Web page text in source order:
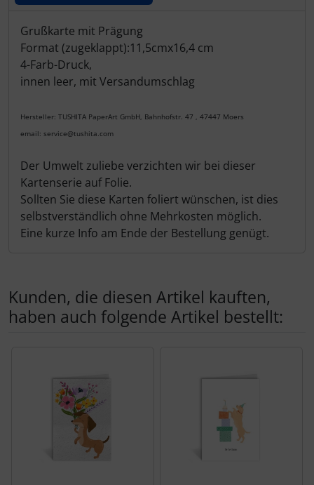
Produktbeschreibung
Grußkarte mit Prägung
Format (zugeklappt):11,5cmx16,4 cm
4-Farb-Druck,
innen leer, mit Versandumschlag
Hersteller: TUSHITA PaperArt GmbH, Bahnhofstr. 47 , 47447 Moers
email: service@tushita.com
Der Umwelt zuliebe verzichten wir bei dieser
Kartenserie auf Folie.
Sollten Sie diese Karten foliert wünschen, ist dies
selbstverständlich ohne Mehrkosten möglich.
Eine kurze Info am Ende der Bestellung genügt.
Kunden, die diesen Artikel kauften,
haben auch folgende Artikel bestellt: